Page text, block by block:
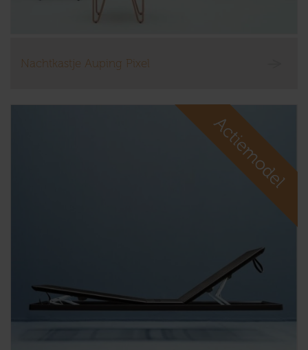
Nachtkastje Auping Pixel